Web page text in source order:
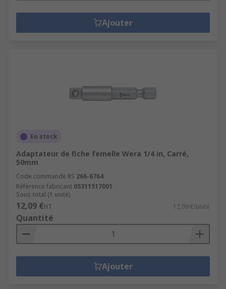
Ajouter
En stock
Adaptateur de fiche femelle Wera 1/4 in, Carré,
50mm
Code commande RS 266-6764
Référence fabricant 05311517001
Sous-total (1 unité)
12,09 €HT 12,09 €/unité
Quantité
Ajouter